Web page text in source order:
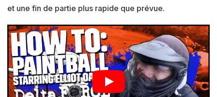
et une fin de partie plus rapide que prévue.